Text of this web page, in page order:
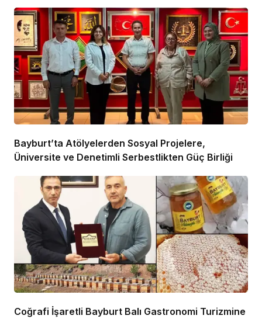
Bayburt’ta Atölyelerden Sosyal Projelere,
Üniversite ve Denetimli Serbestlikten Güç Birliği
Coğrafi İşaretli Bayburt Balı Gastronomi Turizmine